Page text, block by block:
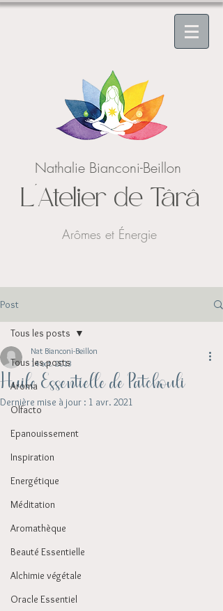
Nathalie Bianconi-Beillon
L'Atelier de Târâ
Arômes et Énergie
Post
Tous les posts
Aroma
Olfacto
Epanouissement
Inspiration
Energétique
Méditation
Aromathèque
Beauté Essentielle
Alchimie végétale
Oracle Essentiel
Tous les posts
Huile Essentielle de Patchouli
Nat Bianconi-Beillon
14 oct. 2013
Dernière mise à jour : 1 avr. 2021